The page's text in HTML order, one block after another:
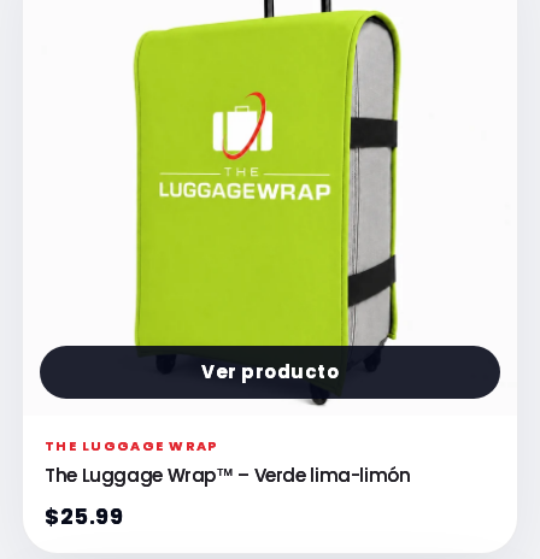
Ver producto
THE LUGGAGE WRAP
The Luggage Wrap™ – Verde lima-limón
$25.99